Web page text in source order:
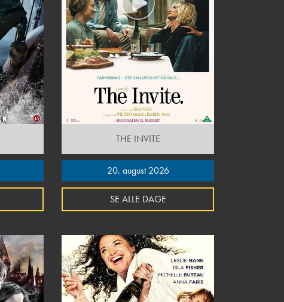
THE INVITE
20. august 2026
SE ALLE DAGE